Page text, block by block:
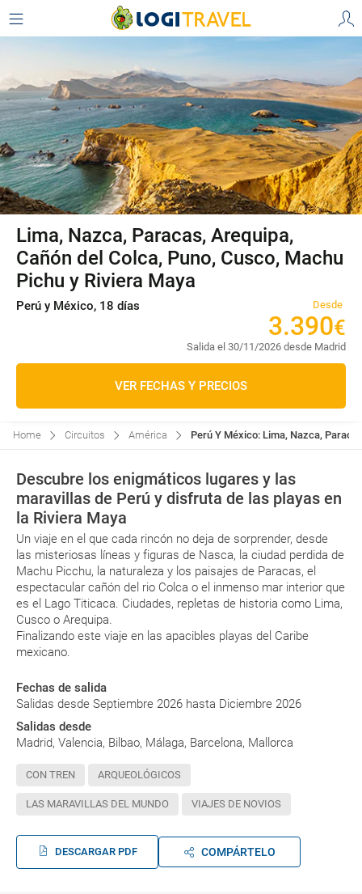
Lima, Nazca, Paracas, Arequipa,
Cañón del Colca, Puno, Cusco, Machu
Pichu y Riviera Maya
Perú y México, 18 días Desde
3.390€
Salida el 30/11/2026 desde Madrid
VER FECHAS Y PRECIOS
Home Circuitos América Perú Y México: Lima, Nazca,
Descubre los enigmáticos lugares y las
maravillas de Perú y disfruta de las playas en
la Riviera Maya
Un viaje en el que cada rincón no deja de sorprender, desde
las misteriosas líneas y figuras de Nasca, la ciudad perdida de
Machu Picchu, la naturaleza y los paisajes de Paracas, el
espectacular cañón del rio Colca o el inmenso mar interior que
es el Lago Titicaca. Ciudades, repletas de historia como Lima,
Cusco o Arequipa.
Finalizando este viaje en las apacibles playas del Caribe
mexicano.
Fechas de salida
Salidas desde Septiembre 2026 hasta Diciembre 2026
Salidas desde
Madrid, Valencia, Bilbao, Málaga, Barcelona, Mallorca
CON TREN ARQUEOLÓGICOS
LAS MARAVILLAS DEL MUNDO VIAJES DE NOVIOS
DESCARGAR PDF COMPÁRTELO